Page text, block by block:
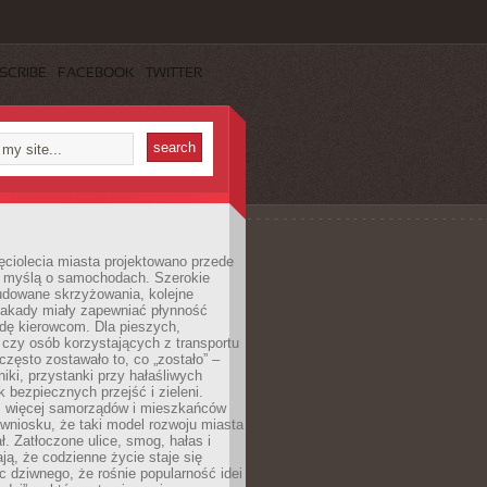
FACEBOOK TWITTER
miasta projektowano przede
o samochodach. Szerokie
skrzyżowania, kolejne
miały zapewniać płynność
kierowcom. Dla pieszych,
czy osób korzystających z transportu
zostawało to, co „zostało” –
przystanki przy hałaśliwych
bezpiecznych przejść i zieleni.
więcej samorządów i mieszkańców
że taki model rozwoju miasta
Zatłoczone ulice, smog, hałas i
że codzienne życie staje się
dziwnego, że rośnie popularność idei